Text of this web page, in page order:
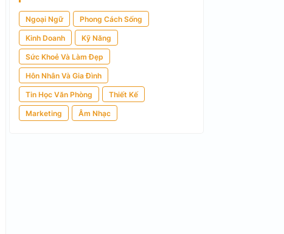
Ngoại Ngữ Phong Cách Sống
Kinh Doanh Kỹ Năng
Sức Khoẻ Và Làm Đẹp
Hôn Nhân Và Gia Đình
Tin Học Văn Phòng Thiết Kế
Marketing Âm Nhạc